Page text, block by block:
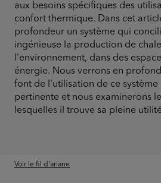
aux besoins spécifiques des
confort thermique. Dans cet
profondeur un système qui
ingénieuse la production de
l'environnement, dans des
énergie. Nous verrons en
font de l'utilisation de ce système
pertinente et nous examinerons
lesquelles il trouve sa pleine
Voir le fil d'ariane